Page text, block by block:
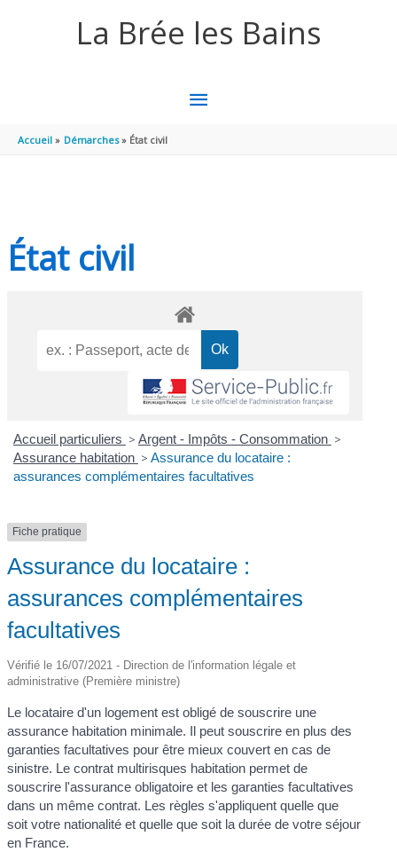
La Brée les Bains
MENU
Accueil Démarches État civil
État civil
Accueil particuliers > Argent - Impôts - Consommation >
Assurance habitation > Assurance du locataire :
assurances complémentaires facultatives
Fiche pratique
Assurance du locataire :
assurances complémentaires
facultatives
Vérifié le 16/07/2021 - Direction de l'information légale et
administrative (Première ministre)
Le locataire d'un logement est obligé de souscrire une
assurance habitation minimale. Il peut souscrire en plus des
garanties facultatives pour être mieux couvert en cas de
sinistre. Le contrat multirisques habitation permet de
souscrire l'assurance obligatoire et les garanties facultatives
dans un même contrat. Les règles s'appliquent quelle que
soit votre nationalité et quelle que soit la durée de votre séjour
en France.